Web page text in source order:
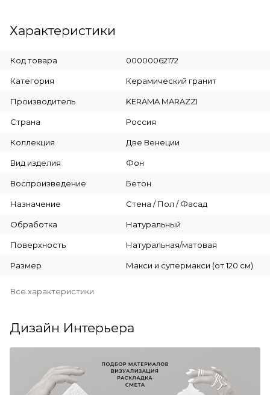
Характеристики
Код товара 00000062172
Категория Керамический гранит
Производитель KERAMA MARAZZI
Страна Россия
Коллекция Две Венеции
Вид изделия Фон
Воспроизведение Бетон
Назначение Стена / Пол / Фасад
Обработка Натуральный
Поверхность Натуральная/матовая
Размер Макси и супермакси (от 120 см)
Все характеристики
Дизайн Интерьера